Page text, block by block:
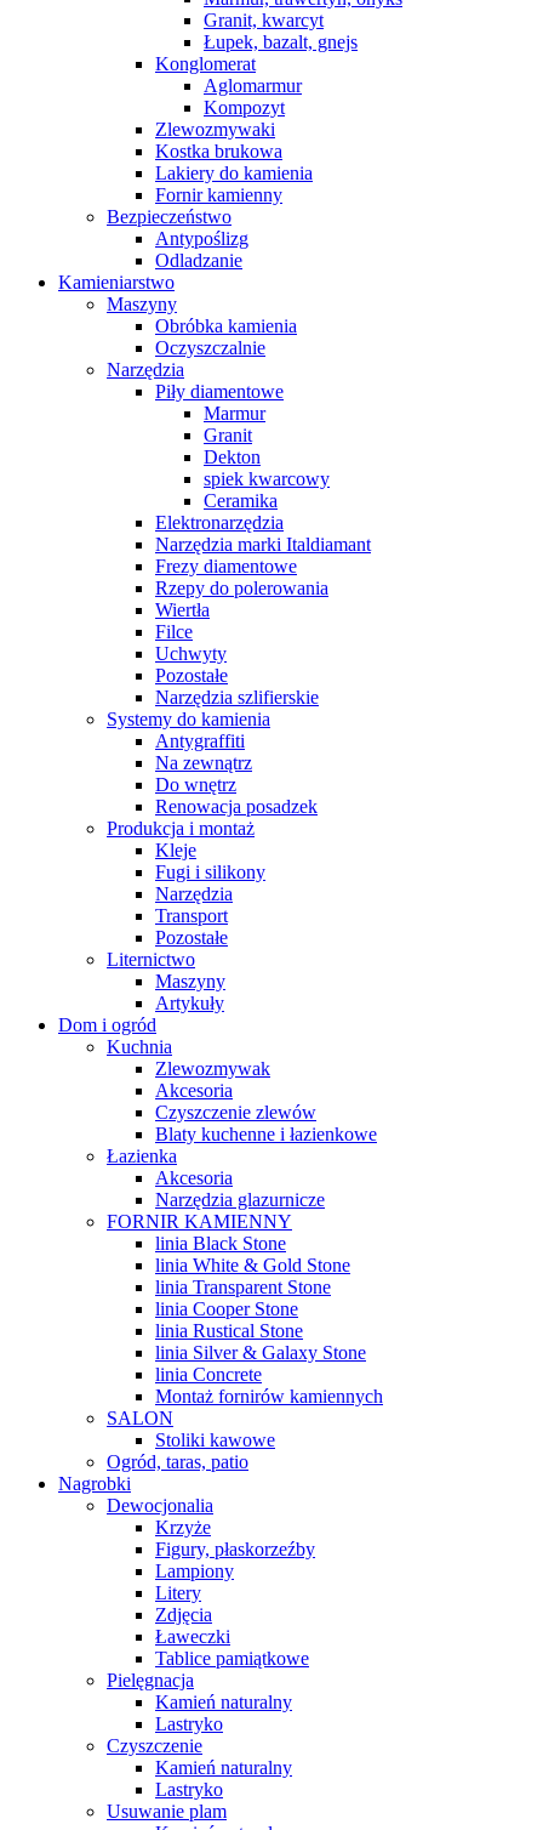
Granit, kwarcyt
Łupek, bazalt, gnejs
Konglomerat
Aglomarmur
Kompozyt
Zlewozmywaki
Kostka brukowa
Lakiery do kamienia
Fornir kamienny
Bezpieczeństwo
Antypoślizg
Odladzanie
Kamieniarstwo
Maszyny
Obróbka kamienia
Oczyszczalnie
Narzędzia
Piły diamentowe
Marmur
Granit
Dekton
spiek kwarcowy
Ceramika
Elektronarzędzia
Narzędzia marki Italdiamant
Frezy diamentowe
Rzepy do polerowania
Wiertła
Filce
Uchwyty
Pozostałe
Narzędzia szlifierskie
Systemy do kamienia
Antygraffiti
Na zewnątrz
Do wnętrz
Renowacja posadzek
Produkcja i montaż
Kleje
Fugi i silikony
Narzędzia
Transport
Pozostałe
Liternictwo
Maszyny
Artykuły
Dom i ogród
Kuchnia
Zlewozmywak
Akcesoria
Czyszczenie zlewów
Blaty kuchenne i łazienkowe
Łazienka
Akcesoria
Narzędzia glazurnicze
FORNIR KAMIENNY
linia Black Stone
linia White & Gold Stone
linia Transparent Stone
linia Cooper Stone
linia Rustical Stone
linia Silver & Galaxy Stone
linia Concrete
Montaż fornirów kamiennych
SALON
Stoliki kawowe
Ogród, taras, patio
Nagrobki
Dewocjonalia
Krzyże
Figury, płaskorzeźby
Lampiony
Litery
Zdjęcia
Ławeczki
Tablice pamiątkowe
Pielęgnacja
Kamień naturalny
Lastryko
Czyszczenie
Kamień naturalny
Lastryko
Usuwanie plam